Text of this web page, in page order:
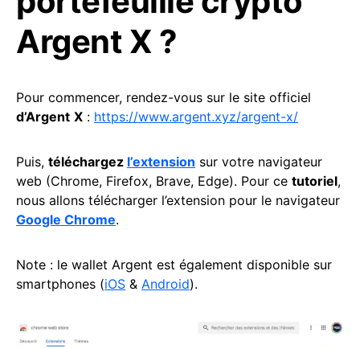
Argent X ?
Pour commencer, rendez-vous sur le site officiel
d’Argent X : https://www.argent.xyz/argent-x/
Puis, téléchargez l’extension sur votre navigateur
web (Chrome, Firefox, Brave, Edge). Pour ce tutoriel,
nous allons télécharger l’extension pour le navigateur
Google Chrome.
Note : le wallet Argent est également disponible sur
smartphones (iOS & Android).